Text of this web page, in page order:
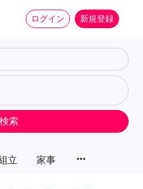
ログイン 新規登録
立 家事 more_horiz
検索